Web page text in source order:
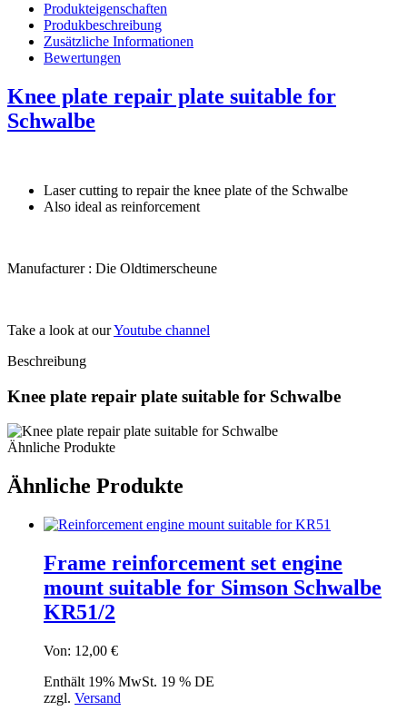
Produkteigenschaften
Produkbeschreibung
Zusätzliche Informationen
Bewertungen
Knee plate repair plate suitable for
Schwalbe
Laser cutting to repair the knee plate of the Schwalbe
Also ideal as reinforcement
Manufacturer : Die Oldtimerscheune
Take a look at ourYoutube channel
Beschreibung
Knee plate repair plate suitable for Schwalbe
Ähnliche Produkte
Ähnliche Produkte
Frame reinforcement set engine
mount suitable for Simson Schwalbe
KR51/2
Von: 12,00 €
Enthält 19% MwSt. 19 % DE
zzgl. Versand